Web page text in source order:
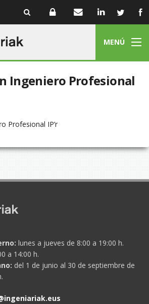
MENÚ
Ingeniero Profesional
Profesional IP’r
lunes a jueves de 8:00 a 19:00 h.
a 14:00 h.
del 1 de junio al 30 de septiembre de